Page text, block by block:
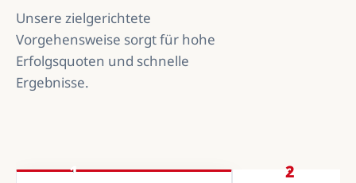
Unsere zielgerichtete
Vorgehensweise sorgt für hohe
Erfolgsquoten und schnelle
Ergebnisse.
1 2